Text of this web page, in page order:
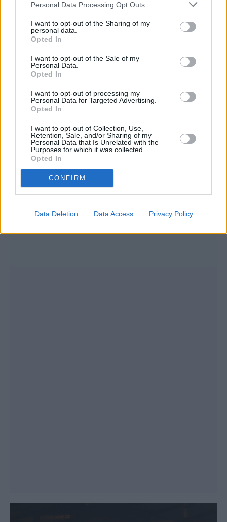
Personal Data Processing Opt Outs
I want to opt-out of the Sharing of my
personal data.
Opted In
I want to opt-out of the Sale of my
Personal Data.
Opted In
I want to opt-out of processing my
Personal Data for Targeted Advertising.
Opted In
I want to opt-out of Collection, Use,
Retention, Sale, and/or Sharing of my
Personal Data that Is Unrelated with the
Purposes for which it was collected.
Opted In
CONFIRM
Data Deletion Data Access Privacy Policy
την εξαφάνιση της μικρής Μαντλίν μέχρις
ότου ξεκίνησε να ρωτάει στους γονείς της για
τα παιδικά της χρόνια από τα οποία δεν έχει
αναμνήσεις. «Οι αναμνήσεις είναι πολύ θολές
και όταν μίλησα για αυτές με τους γονείς μου,
τα πράγματα δεν ταίριαζαν. Πάντα
προσπαθούσαν να αλλάξουν θέμα», ανέφερε
χαρακτηριστικά.